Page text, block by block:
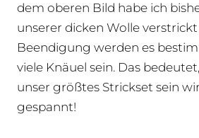
dem oberen Bild habe ich
unserer dicken Wolle
Beendigung werden es
viele Knäuel sein. Das
unser größtes Strickset sein
gespannt!